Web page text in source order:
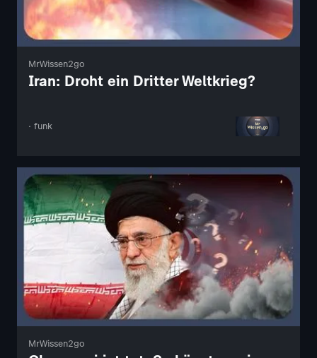
MrWissen2go
Iran: Droht ein Dritter Weltkrieg?
· funk
MrWissen2go